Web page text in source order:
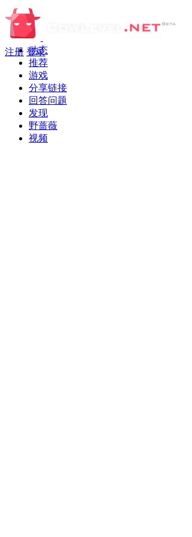
注册 登录
动态
推荐
游戏
分享链接
回答问题
发现
野蔷薇
视频